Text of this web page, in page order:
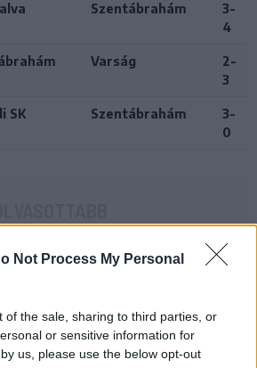
Not Process My Personal
of the sale, sharing to third parties, or
or sensitive information for
us, please use the below opt-out
Szentábrahám
3-
4
Varság
2-
3
SK Szentábrahám
3-
0
belé a Kolozsvári CFR,
a pihenő után visszavett az U